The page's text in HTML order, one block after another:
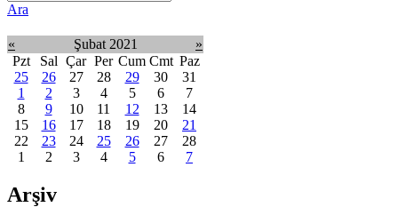
Ara
« Şubat 2021
»
Pzt
Sal Çar Per Cum Cmt Paz
25
26 27 28 29 30
31
1
2 3 4 5 6
7
8
9 10 11 12 13
14
15
16 17 18 19 20
21
22
23 24 25 26 27
28
1
2 3 4 5 6 7
Arşiv